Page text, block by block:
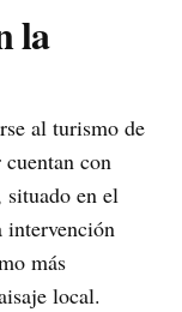
la
al turismo de
con
situado en el
intervención
más
local.